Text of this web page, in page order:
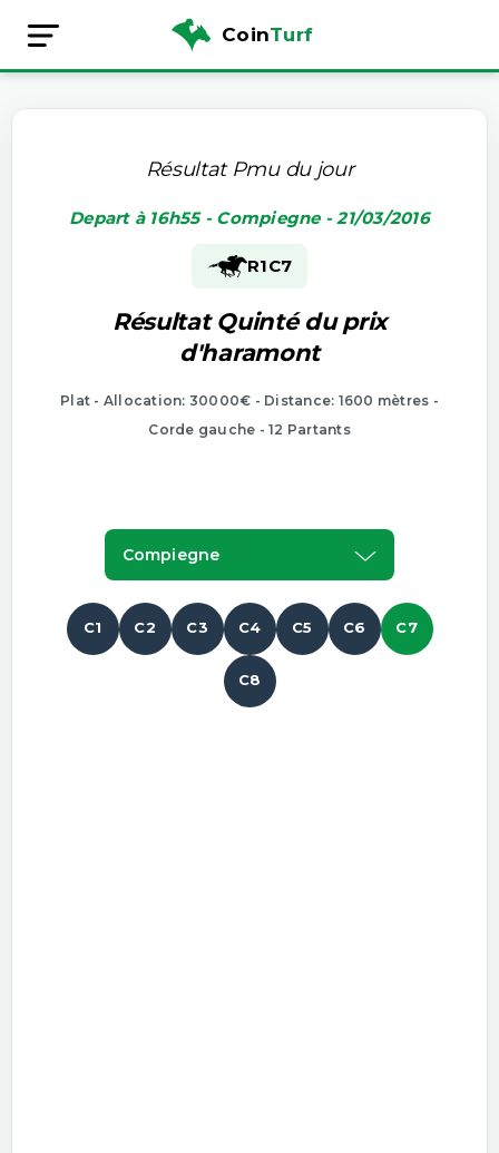
CoinTurf
Résultat Pmu du jour
Depart à 16h55 - Compiegne - 21/03/2016
R1C7
Résultat Quinté du prix
d'haramont
Plat - Allocation: 30000€ - Distance: 1600 mètres -
Corde gauche - 12 Partants
Compiegne
C1 C2 C3 C4 C5 C6 C7
C8